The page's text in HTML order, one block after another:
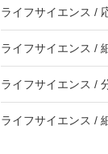
ライフサイエンス /
ライフサイエンス /
ライフサイエンス /
ライフサイエンス /